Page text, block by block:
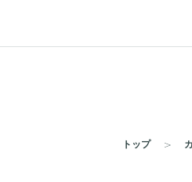
トップ